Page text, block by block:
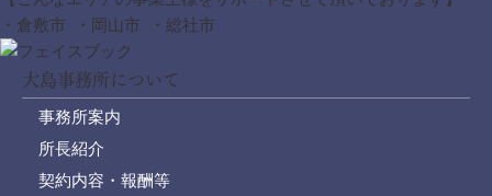
・倉敷市 ・岡山市 ・総社市
大島事務所について
事務所案内
所長紹介
契約内容・報酬等